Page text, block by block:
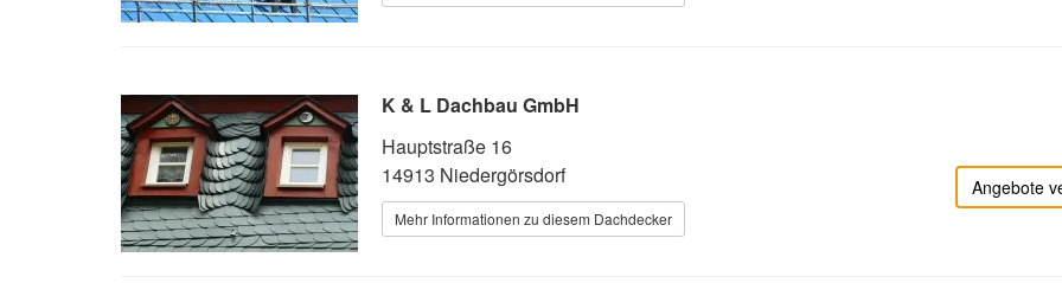
K & L Dachbau GmbH
Hauptstraße 16
14913 Niedergörsdorf
Mehr Informationen zu diesem Dachdecker
Angebote